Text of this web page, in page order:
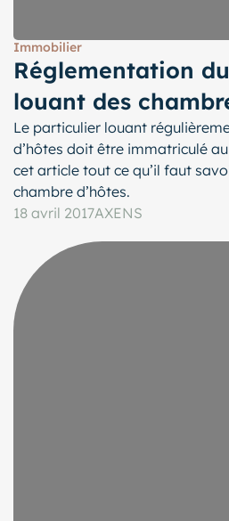
Immobilier
Réglementation
louant des
Le particulier louant
d’hôtes doit être immatriculé
cet article tout ce qu’il faut
chambre d’hôtes.
18 avril 2017AXENS